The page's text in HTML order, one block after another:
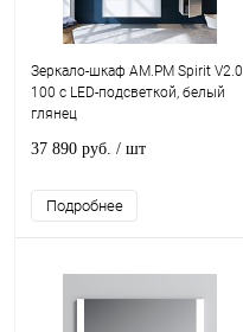
Зеркало-шкаф AM.PM Spirit V2.0
100 с LED-подсветкой, белый
глянец
37 890 руб. / шт
Подробнее